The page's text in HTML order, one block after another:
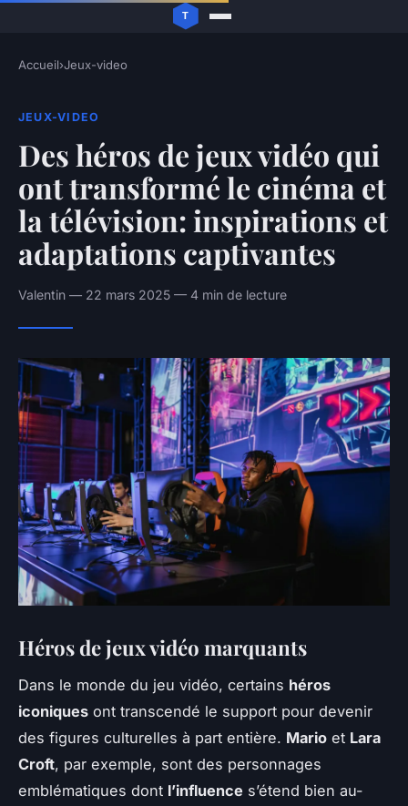
Accueil›Jeux-video
JEUX-VIDEO
Des héros de jeux vidéo qui
ont transformé le cinéma et
la télévision: inspirations et
adaptations captivantes
Valentin — 22 mars 2025 — 4 min de lecture
Héros de jeux vidéo marquants
Dans le monde du jeu vidéo, certains héros
iconiques ont transcendé le support pour devenir
des figures culturelles à part entière. Mario et Lara
Croft, par exemple, sont des personnages
emblématiques dont l’influence s’étend bien au-